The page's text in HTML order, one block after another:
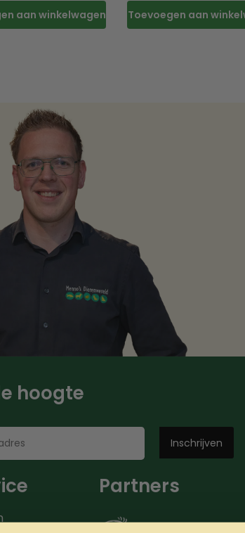
aan winkelwagen Toevoegen aan
hoogte
Partners